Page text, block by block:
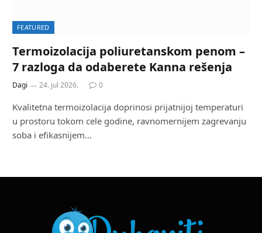
FEATURED
Termoizolacija poliuretanskom penom –
7 razloga da odaberete Kanna rešenja
Dagi 24. jul 2026. 0
Kvalitetna termoizolacija doprinosi prijatnijoj temperaturi
u prostoru tokom cele godine, ravnomernijem zagrevanju
soba i efikasnijem…